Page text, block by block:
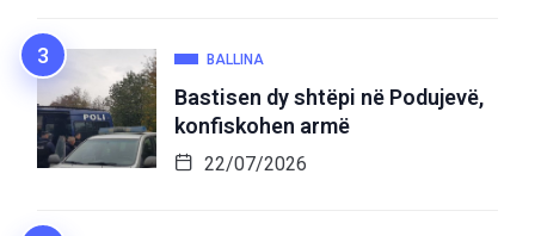
BALLINA
Bastisen dy shtëpi në Podujevë,
konfiskohen armë
22/07/2026